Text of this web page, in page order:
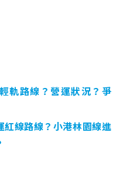
軌路線？營運狀況？爭
紅線路線？小港林園線進